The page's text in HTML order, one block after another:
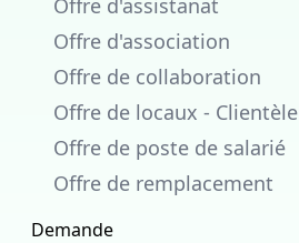
Offre d'assistanat
Offre d'association
Offre de collaboration
Offre de locaux - Clientèle
Offre de poste de salarié
Offre de remplacement
Demande